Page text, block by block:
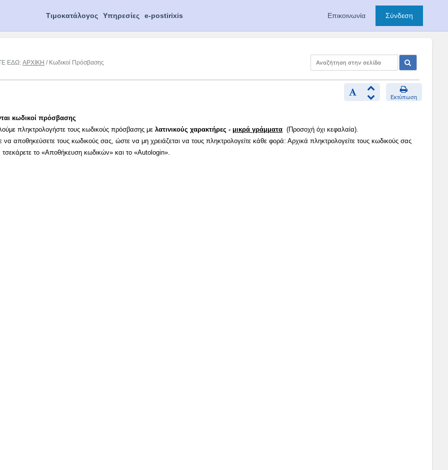
Τιμοκατάλογος Υπηρεσίες e-postirixis Επικοινωνία Σύνδεση
ΕΔΩ:ΑΡΧΙΚΗ / Κωδικοί Πρόσβασης
Εκτύπωση
κωδικοί πρόσβασης
πληκτρολογήστε τους κωδικούς πρόσβασης μελατινικούς χαρακτήρες - μικρά γράμματα (Προσοχή όχι κεφαλαία).
να αποθηκεύσετε τους κωδικούς σας, ώστε να μη χρειάζεται να τους πληκτρολογείτε κάθε φορά: Αρχικά πληκτρολογείτε τους κωδικούς σας
τσεκάρετε το «Αποθήκευση κωδικών» και το «Autologin».